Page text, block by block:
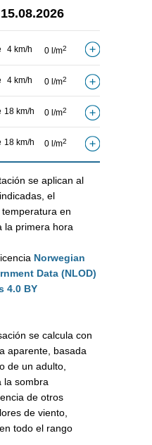
15.08.2026
4 km/h 0 l/m2
4 km/h 0 l/m2
18 km/h 0 l/m2
18 km/h 0 l/m2
se aplican al
el
en
la primera hora
Norwegian
Data (NLOD)
4.0 BY
se calcula con
aparente, basada
de un adulto,
la sombra
de otros
de viento,
todo el rango